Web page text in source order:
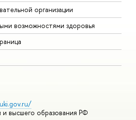
организации
возможностями здоровья
высшего образования РФ